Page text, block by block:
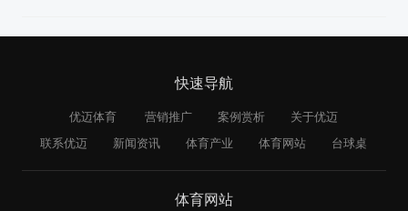
快速导航
优迈体育 营销推广 案例赏析
关于优迈
联系优迈
新闻资讯 体育产业 体育网站 台球桌
体育网站